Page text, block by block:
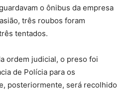
o ônibus da empresa
três roubos foram
tentados.
ordem judicial, o preso foi
de Polícia para os
posteriormente, será recolhido